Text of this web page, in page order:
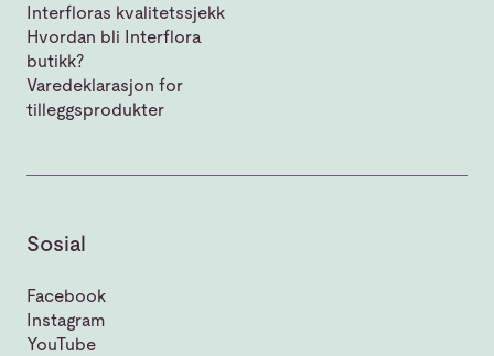
Interfloras kvalitetssjekk
Hvordan bli Interflora
butikk?
Varedeklarasjon for
tilleggsprodukter
Sosial
Facebook
Instagram
YouTube